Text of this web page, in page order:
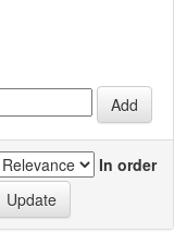
In order